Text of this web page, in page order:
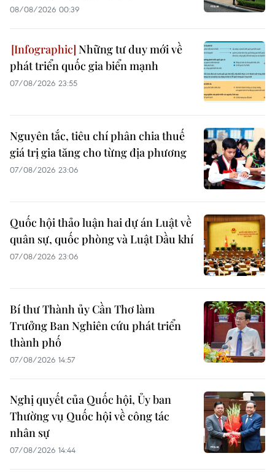
08/08/2026 00:39
Những tư duy mới về
phát triển quốc gia biển mạnh
07/08/2026 23:55
Nguyên tắc, tiêu chí phân chia thuế
giá trị gia tăng cho từng địa phương
07/08/2026 23:06
Quốc hội thảo luận hai dự án Luật về
quân sự, quốc phòng và Luật Dầu khí
07/08/2026 23:06
Bí thư Thành ủy Cần Thơ làm
Trưởng Ban Nghiên cứu phát triển
thành phố
07/08/2026 14:57
Nghị quyết của Quốc hội, Ủy ban
Thường vụ Quốc hội về công tác
nhân sự
07/08/2026 14:44